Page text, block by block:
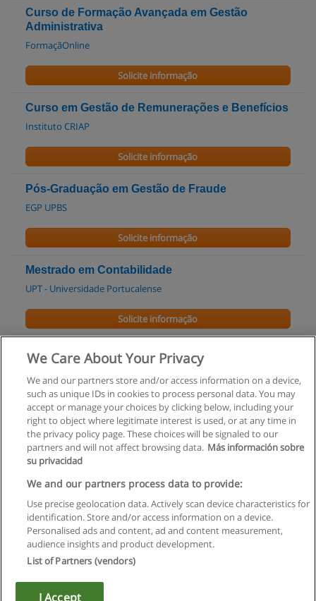
Curso de Formação Avançada em Gestão
Administrativa
FormaçãOnline
Solicite informação
Curso em Gestão de Remunerações e Benefícios
Instituto CRIAP
Solicite informação
Pós-Graduação em Gestão de Fraude
EGP UPBS
Solicite informação
Mestrado em Contabilidade
UPT - Universidade Portucalense
Solicite informação
Pós-Graduação em Contabilidade Pública
Universidade Lusíada de V.N. de Famalicão
Solicite informação
Regras de uso
Privacidade de dados
Entrar em contato com Educaedu
Copyright © Educaedu Business S.L. - CIF : B-95610580: -
We Care About Your Privacy
We and our partners store and/or access information on a device,
such as unique IDs in cookies to process personal data. You may
accept or manage your choices by clicking below, including your
right to object where legitimate interest is used, or at any time in
the privacy policy page. These choices will be signaled to our
partners and will not affect browsing data. Más información sobre
su privacidad
We and our partners process data to provide:
Use precise geolocation data. Actively scan device characteristics for
identification. Store and/or access information on a device.
Personalised ads and content, ad and content measurement,
audience insights and product development.
List of Partners (vendors)
I Accept